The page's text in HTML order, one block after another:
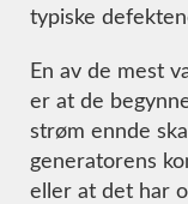
typiske
En av de mest
er at de
strøm ennde
generatorens
eller at det har